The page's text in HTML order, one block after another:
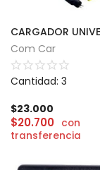
Com Car
Cantidad: 3
$23.000
$20.700 con
transferencia